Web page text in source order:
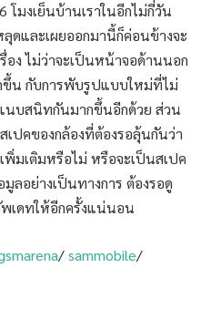
โมงเย็นบ้านเราในอีกไม่กี่วัน
ดและเผยออกมานี้ก็ค่อนข้างจะ
อง ไม่ว่าจะเป็นหน้าจอด้านนอก
ขึ้น กับการพับรูปแบบใหม่ที่ไม่
นบสนิทกันมากขึ้นอีกด้วย ส่วน
ปคของกล้องที่ต้องรอลุ้นกันว่า
มเติมหรือไม่ หรือจะเป็นสเปค
ลอย่างเป็นทางการ ต้องรอดู
พเดทให้อีกครั้งแน่นอน
/sammobile/